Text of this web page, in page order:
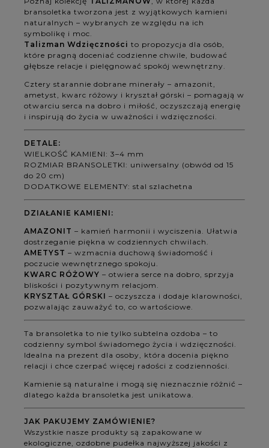
bransoletka tworzona jest z wyjątkowych kamieni
naturalnych – wybranych ze względu na ich
symbolikę i moc.
Talizman Wdzięczności to propozycja dla osób,
które pragną doceniać codzienne chwile, budować
głębsze relacje i pielęgnować spokój wewnętrzny.
Cztery starannie dobrane minerały – amazonit,
ametyst, kwarc różowy i kryształ górski – pomagają w
otwarciu serca na dobro i miłość, oczyszczają energię
i inspirują do życia w uważności i wdzięczności.
DETALE:
WIELKOŚĆ KAMIENI: 3–4 mm
ROZMIAR BRANSOLETKI: uniwersalny (obwód od 15
do 20 cm)
DODATKOWE ELEMENTY: stal szlachetna
DZIAŁANIE KAMIENI:
AMAZONIT – kamień harmonii i wyciszenia. Ułatwia
dostrzeganie piękna w codziennych chwilach.
AMETYST – wzmacnia duchową świadomość i
poczucie wewnętrznego spokoju.
KWARC RÓŻOWY – otwiera serce na dobro, sprzyja
bliskości i pozytywnym relacjom.
KRYSZTAŁ GÓRSKI – oczyszcza i dodaje klarowności,
pozwalając zauważyć to, co wartościowe.
Ta bransoletka to nie tylko subtelna ozdoba – to
codzienny symbol świadomego życia i wdzięczności.
Idealna na prezent dla osoby, która docenia piękno
relacji i chce czerpać więcej radości z codzienności.
Kamienie są naturalne i mogą się nieznacznie różnić –
dlatego każda bransoletka jest unikatowa.
JAK PAKUJEMY ZAMÓWIENIE?
Wszystkie nasze produkty są zapakowane w
ekologiczne, ozdobne pudełka najwyższej jakości z